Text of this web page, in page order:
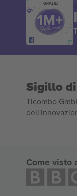
GRAZIE!
Sigillo
Ticombo
Come visto